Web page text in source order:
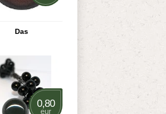
Das
0,80
eur